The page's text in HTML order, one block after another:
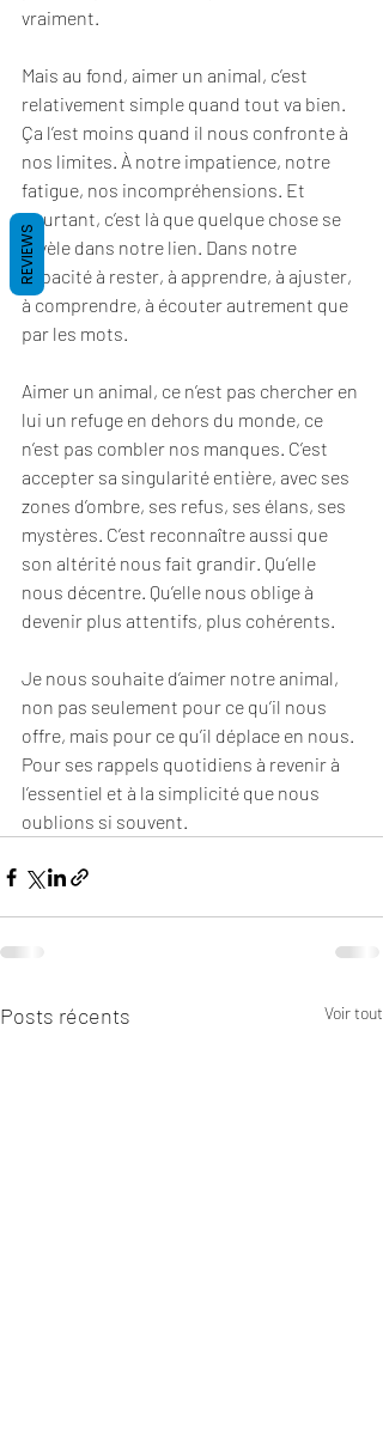
vraiment.
Mais au fond, aimer un animal, c’est
relativement simple quand tout va bien.
Ça l’est moins quand il nous confronte à
nos limites. À notre impatience, notre
fatigue, nos incompréhensions. Et
pourtant, c’est là que quelque chose se
révèle dans notre lien. Dans notre
capacité à rester, à apprendre, à ajuster,
à comprendre, à écouter autrement que
par les mots.
Aimer un animal, ce n’est pas chercher en
lui un refuge en dehors du monde, ce
n’est pas combler nos manques. C’est
accepter sa singularité entière, avec ses
zones d’ombre, ses refus, ses élans, ses
mystères. C’est reconnaître aussi que
son altérité nous fait grandir. Qu’elle
nous décentre. Qu’elle nous oblige à
devenir plus attentifs, plus cohérents.
Je nous souhaite d’aimer notre animal,
non pas seulement pour ce qu’il nous
offre, mais pour ce qu’il déplace en nous.
Pour ses rappels quotidiens à revenir à
l’essentiel et à la simplicité que nous
oublions si souvent.
Posts récents Voir tout
REVIEWS